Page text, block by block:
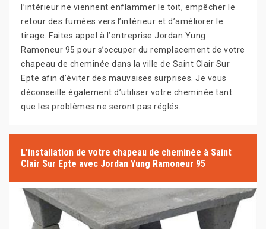
l’intérieur ne viennent enflammer le toit, empêcher le
retour des fumées vers l’intérieur et d’améliorer le
tirage. Faites appel à l’entreprise Jordan Yung
Ramoneur 95 pour s’occuper du remplacement de votre
chapeau de cheminée dans la ville de Saint Clair Sur
Epte afin d’éviter des mauvaises surprises. Je vous
déconseille également d’utiliser votre cheminée tant
que les problèmes ne seront pas réglés.
L’installation de votre chapeau de cheminée à Saint
Clair Sur Epte avec Jordan Yung Ramoneur 95